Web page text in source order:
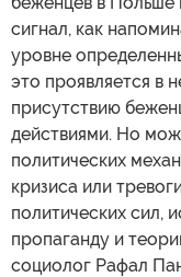
сигнал, как
уровне
это проявляется в
присутствию
действиями. Но
политических
кризиса или
политических сил,
пропаганду и
социолог Рафал